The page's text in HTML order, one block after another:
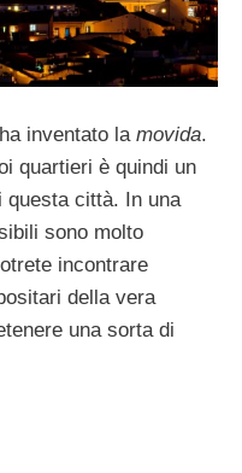
inventato la movida.
quartieri è quindi un
città. In una
sono molto
incontrare
della vera
una sorta di